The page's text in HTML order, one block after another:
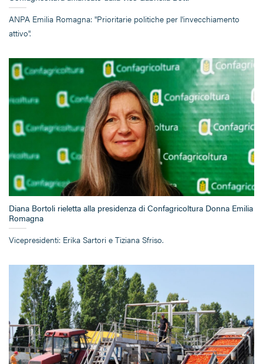
ANPA Emilia Romagna: "Prioritarie politiche per l'invecchiamento
attivo".
Diana Bortoli rieletta alla presidenza di Confagricoltura Donna Emilia
Romagna
Vicepresidenti: Erika Sartori e Tiziana Sfriso.